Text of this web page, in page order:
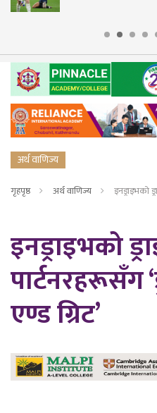
अर्थ वाणिज्य
गृहपृष्ठ अर्थ वाणिज्य इनड्राइभको
इनड्राइभको
पार्टनरहरूसँग
एण्ड ग्रिट’